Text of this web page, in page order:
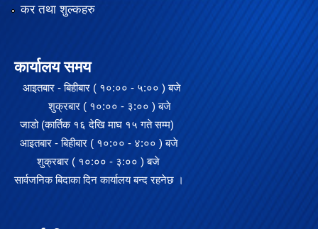
कर तथा शुल्कहरु
कार्यालय समय
आइतबार - बिहीबार ( १०:०० - ५:०० ) बजे
शुक्रबार ( १०:०० - ३:०० ) बजे
जाडो (कार्तिक १६ देखि माघ १५ गते सम्म)
आइतबार - बिहीबार ( १०:०० - ४:०० ) बजे
शुक्रबार ( १०:०० - ३:०० ) बजे
सार्वजनिक बिदाका दिन कार्यालय बन्द रहनेछ ।